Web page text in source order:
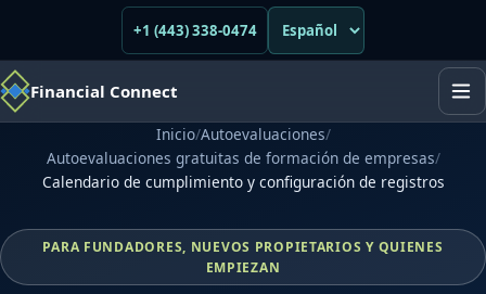
+1 (443) 338-0474
Financial Connect
Inicio/Autoevaluaciones/
Autoevaluaciones gratuitas de formación de empresas/
Calendario de cumplimiento y configuración de registros
PARA FUNDADORES, NUEVOS PROPIETARIOS Y QUIENES
EMPIEZAN